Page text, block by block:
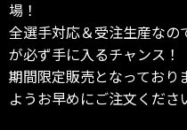
場！
全選手対応＆受注生産なの
が必ず手に入るチャンス！
期間限定販売となっており
ようお早めにご注文くださ